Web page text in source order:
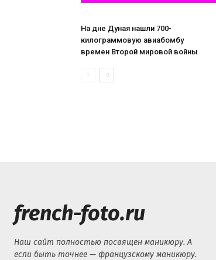
На дне Дуная нашли 700-
килограммовую авиабомбу
времен Второй мировой войны
french-foto.ru
Наш сайт полностью посвящен маникюру. А
если быть точнее — французскому маникюру.